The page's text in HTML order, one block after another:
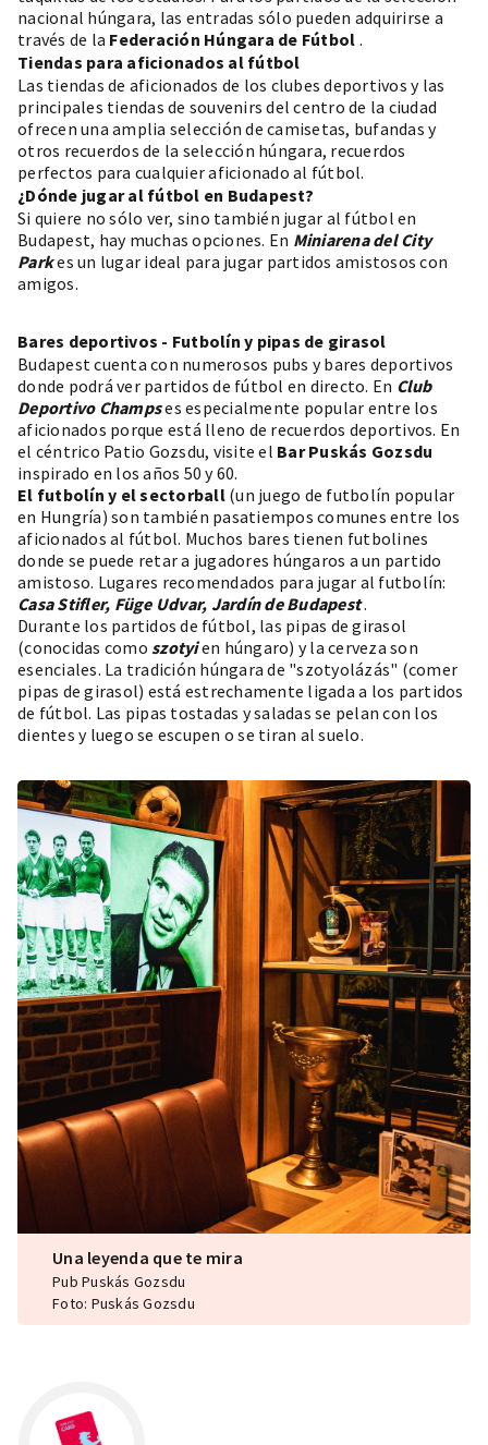
nacional húngara, las entradas sólo pueden adquirirse a
través de la Federación Húngara de Fútbol .
Tiendas para aficionados al fútbol
Las tiendas de aficionados de los clubes deportivos y las
principales tiendas de souvenirs del centro de la ciudad
ofrecen una amplia selección de camisetas, bufandas y
otros recuerdos de la selección húngara, recuerdos
perfectos para cualquier aficionado al fútbol.
¿Dónde jugar al fútbol en Budapest?
Si quiere no sólo ver, sino también jugar al fútbol en
Budapest, hay muchas opciones. En Miniarena del City
Parkes un lugar ideal para jugar partidos amistosos con
amigos.
Bares deportivos - Futbolín y pipas de girasol
Budapest cuenta con numerosos pubs y bares deportivos
donde podrá ver partidos de fútbol en directo. En Club
Deportivo Champses especialmente popular entre los
aficionados porque está lleno de recuerdos deportivos. En
el céntrico Patio Gozsdu, visite el Bar Puskás Gozsdu
inspirado en los años 50 y 60.
El futbolín y el sectorball(un juego de futbolín popular
en Hungría) son también pasatiempos comunes entre los
aficionados al fútbol. Muchos bares tienen futbolines
donde se puede retar a jugadores húngaros a un partido
amistoso. Lugares recomendados para jugar al futbolín:
Casa Stifler, Füge Udvar, Jardín de Budapest.
Durante los partidos de fútbol, las pipas de girasol
(conocidas como szotyien húngaro) y la cerveza son
esenciales. La tradición húngara de "szotyolázás" (comer
pipas de girasol) está estrechamente ligada a los partidos
de fútbol. Las pipas tostadas y saladas se pelan con los
dientes y luego se escupen o se tiran al suelo.
Una leyenda que te mira
Pub Puskás Gozsdu
Foto: Puskás Gozsdu